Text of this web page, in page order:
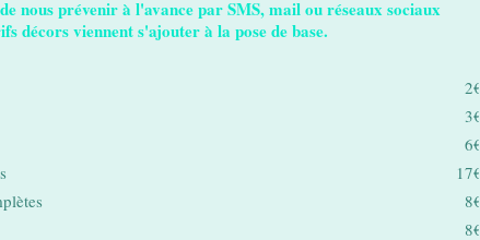
nous prévenir à l'avance par SMS, mail ou réseaux sociaux
décors viennent s'ajouter à la pose de base.
2€
3€
6€
17€
8€
8€